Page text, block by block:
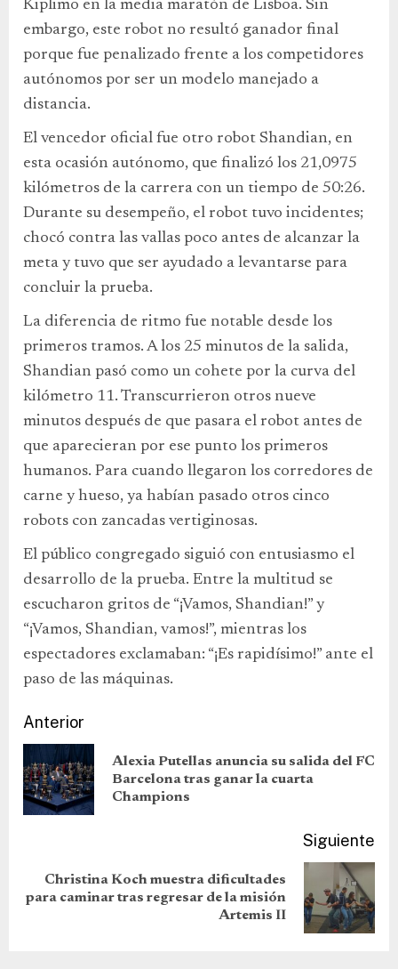
Kiplimo en la media maratón de Lisboa. Sin
embargo, este robot no resultó ganador final
porque fue penalizado frente a los competidores
autónomos por ser un modelo manejado a
distancia.
El vencedor oficial fue otro robot Shandian, en
esta ocasión autónomo, que finalizó los 21,0975
kilómetros de la carrera con un tiempo de 50:26.
Durante su desempeño, el robot tuvo incidentes;
chocó contra las vallas poco antes de alcanzar la
meta y tuvo que ser ayudado a levantarse para
concluir la prueba.
La diferencia de ritmo fue notable desde los
primeros tramos. A los 25 minutos de la salida,
Shandian pasó como un cohete por la curva del
kilómetro 11. Transcurrieron otros nueve
minutos después de que pasara el robot antes de
que aparecieran por ese punto los primeros
humanos. Para cuando llegaron los corredores de
carne y hueso, ya habían pasado otros cinco
robots con zancadas vertiginosas.
El público congregado siguió con entusiasmo el
desarrollo de la prueba. Entre la multitud se
escucharon gritos de “¡Vamos, Shandian!” y
“¡Vamos, Shandian, vamos!”, mientras los
espectadores exclamaban: “¡Es rapidísimo!” ante el
paso de las máquinas.
Anterior
Alexia Putellas anuncia su salida del FC
Barcelona tras ganar la cuarta
Champions
Siguiente
Christina Koch muestra dificultades
para caminar tras regresar de la misión
Artemis II